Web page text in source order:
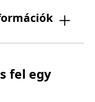
fel egy